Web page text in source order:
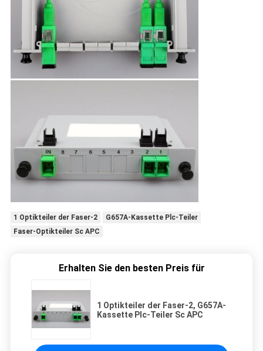
1 Optikteiler der Faser-2
G657A-Kassette Plc-Teiler
Faser-Optikteiler Sc APC
Erhalten Sie den besten Preis für
1 Optikteiler der Faser-2, G657A-
Kassette Plc-Teiler Sc APC